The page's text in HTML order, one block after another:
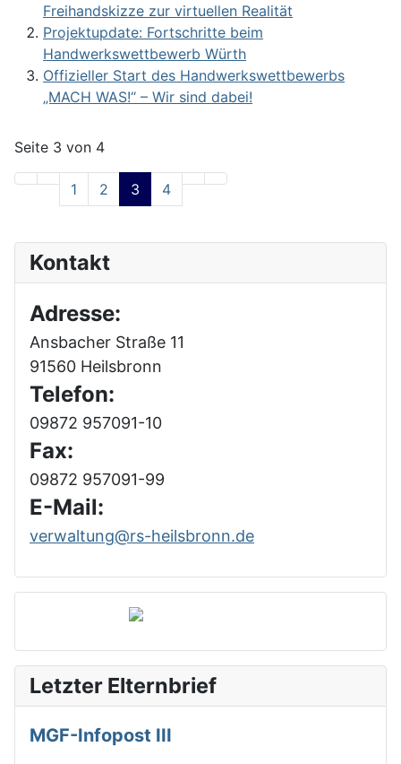
Freihandskizze zur virtuellen Realität
Projektupdate: Fortschritte beim
Handwerkswettbewerb Würth
Offizieller Start des Handwerkswettbewerbs
„MACH WAS!“ – Wir sind dabei!
Seite 3 von 4
1 2 3 4
Kontakt
Adresse:
Ansbacher Straße 11
91560 Heilsbronn
Telefon:
09872 957091-10
Fax:
09872 957091-99
E-Mail:
verwaltung@rs-heilsbronn.de
Letzter Elternbrief
MGF-Infopost III